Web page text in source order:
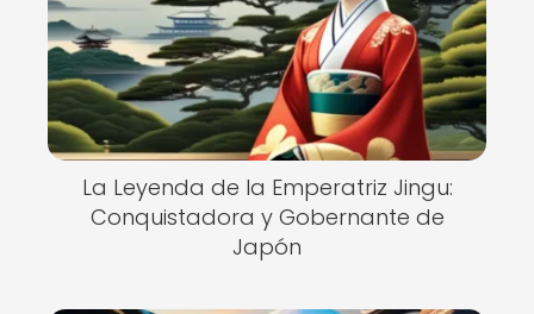
La Leyenda de la Emperatriz Jingu:
Conquistadora y Gobernante de
Japón